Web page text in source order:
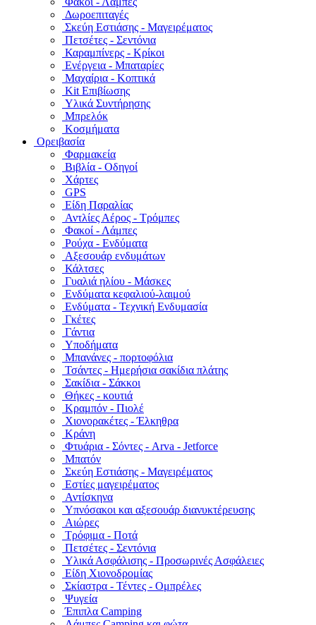
Δωροεπιταγές
Σκεύη Εστιάσης - Μαγειρέματος
Πετσέτες - Σεντόνια
Καραμπίνερς - Κρίκοι
Ενέργεια - Μπαταρίες
Μαχαίρια - Κοπτικά
Kit Επιβίωσης
Υλικά Συντήρησης
Μπρελόκ
Κοσμήματα
Ορειβασία
Φαρμακεία
Βιβλία - Οδηγοί
Χάρτες
GPS
Είδη Παραλίας
Αντλίες Αέρος - Τρόμπες
Φακοί - Λάμπες
Ρούχα - Ενδύματα
Αξεσουάρ ενδυμάτων
Κάλτσες
Γυαλιά ηλίου - Μάσκες
Ενδύματα κεφαλιού-λαιμού
Ενδύματα - Τεχνική Ενδυμασία
Γκέτες
Γάντια
Υποδήματα
Μπανάνες - πορτοφόλια
Τσάντες - Ημερήσια σακίδια πλάτης
Σακίδια - Σάκκοι
Θήκες - κουτιά
Κραμπόν - Πιολέ
Χιονορακέτες - Έλκηθρα
Κράνη
Φτυάρια - Σόντες - Arva - Jetforce
Μπατόν
Σκεύη Εστιάσης - Μαγειρέματος
Εστίες μαγειρέματος
Αντίσκηνα
Υπνόσακοι και αξεσουάρ διανυκτέρευσης
Αιώρες
Τρόφιμα - Ποτά
Πετσέτες - Σεντόνια
Υλικά Ασφάλισης - Προσωρινές Ασφάλειες
Είδη Χιονοδρομίας
Σκίαστρα - Τέντες - Ομπρέλες
Ψυγεία
Έπιπλα Camping